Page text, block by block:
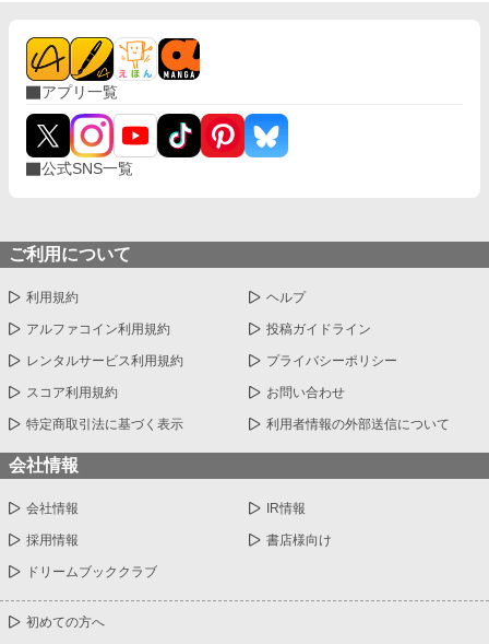
アプリ一覧
公式SNS一覧
ご利用について
利用規約 ヘルプ
アルファコイン利用規約 投稿ガイドライン
レンタルサービス利用規約 プライバシーポリシー
スコア利用規約 お問い合わせ
特定商取引法に基づく表示 利用者情報の外部送信について
会社情報
会社情報 IR情報
採用情報 書店様向け
ドリームブッククラブ
初めての方へ